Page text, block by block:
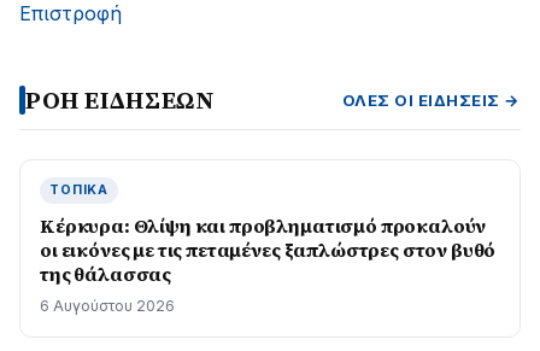
Επιστροφή
ΡΟΗ ΕΙΔΗΣΕΩΝ ΌΛΕΣ ΟΙ ΕΙΔΉΣΕΙΣ →
ΤΟΠΙΚΆ
Κέρκυρα: Θλίψη και προβληματισμό προκαλούν
οι εικόνες με τις πεταμένες ξαπλώστρες στον βυθό
της θάλασσας
6 Αυγούστου 2026